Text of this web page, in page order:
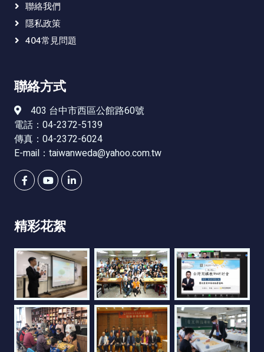
聯絡我們
隱私政策
404常見問題
聯絡方式
403 台中市西區公館路60號
電話：04-2372-5139
傳真：04-2372-6024
E-mail： taiwanweda@yahoo.com.tw
精彩花絮